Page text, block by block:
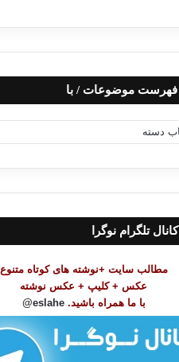
فهرست موضوعات / با
کانال تلگرام نوگرا
مطالب سایت +نوشته های کوتاه متنوع
عکس + کلیپ + عکس نوشته
با ما همراه باشید. eslahe@